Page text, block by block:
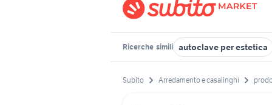
Ricerche simili autoclave per estetica
Subito Arredamento e casalinghi